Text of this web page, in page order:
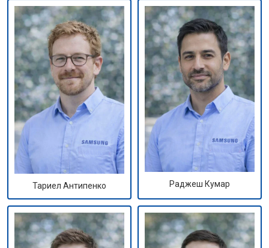
Тариел Антипенко Раджеш Кумар